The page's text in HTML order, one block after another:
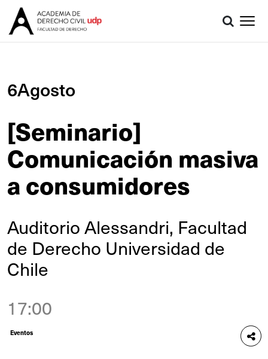
6Agosto
[Seminario]
Comunicación masiva
a consumidores
Auditorio Alessandri, Facultad
de Derecho Universidad de
Chile
17:00
Eventos